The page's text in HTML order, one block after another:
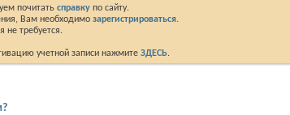
почитать справку по сайту.
Вам необходимо зарегистрироваться.
не требуется.
учетной записи нажмите ЗДЕСЬ.